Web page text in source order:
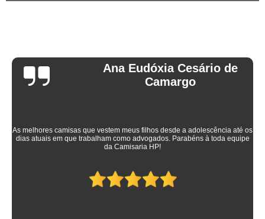
Ana Eudóxia Cesário de
Camargo
As melhores camisas que vestem meus filhos desde a adolescência até os
dias atuais em que trabalham como advogados. Parabéns à toda equipe
da Camisaria HP!